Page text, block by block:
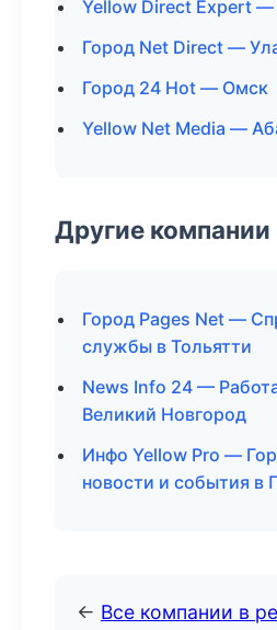
Yellow Direct Expert —
Город Net Direct —
Город 24 Hot — Омск
Yellow Net Media —
Другие компании
Город Pages Net —
службы в Тольятти
News Info 24 —
Великий Новгород
Инфо Yellow Pro —
новости и события в
← Все компании в